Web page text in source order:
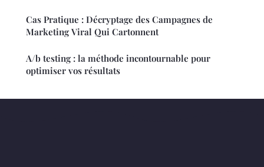
Cas Pratique : Décryptage des Campagnes de
Marketing Viral Qui Cartonnent
A/b testing : la méthode incontournable pour
optimiser vos résultats